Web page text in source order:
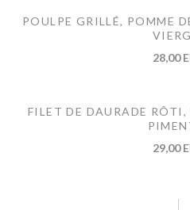
POULPE GRILLÉ, POMME
28,00
FILET DE DAURADE
29,00